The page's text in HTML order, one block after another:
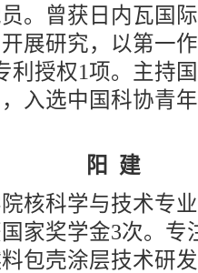
。曾获日内瓦国
展研究，以第一
利授权1项。主持
入选中国科协青
阳 建
科学与技术专业
家奖学金3次。专
包壳涂层技术研